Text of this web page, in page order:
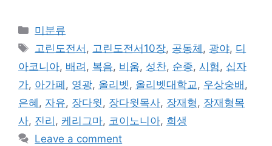
Categories
미분류
Tags
고린도전서 , 고린도전서10장, 공동체 , 광야, 디
아코니아, 배려 , 복음, 비움, 성찬, 순종, 시험, 십자
가, 아가페 , 영광, 올리벳, 올리벳대학교, 우상숭배 ,
은혜 , 자유, 장다윗, 장다윗목사, 장재형, 장재형목
사, 진리 , 케리그마, 코이노니아, 희생
Leave a comment